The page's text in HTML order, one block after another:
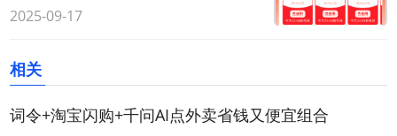
2025-09-17
相关
词令+淘宝闪购+千问AI点外卖省钱又便宜组合